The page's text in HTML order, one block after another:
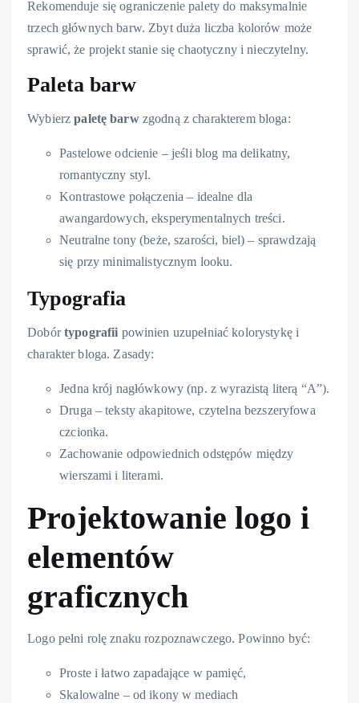
Rekomenduje się ograniczenie palety do maksymalnie
trzech głównych barw. Zbyt duża liczba kolorów może
sprawić, że projekt stanie się chaotyczny i nieczytelny.
Paleta barw
Wybierzpaletę barwzgodną z charakterem bloga:
Pastelowe odcienie – jeśli blog ma delikatny,
romantyczny styl.
Kontrastowe połączenia – idealne dla
awangardowych, eksperymentalnych treści.
Neutralne tony (beże, szarości, biel) – sprawdzają
się przy minimalistycznym looku.
Typografia
Dobórtypografii powinien uzupełniać kolorystykę i
charakter bloga. Zasady:
Jedna krój nagłówkowy (np. z wyrazistą literą “A”).
Druga – teksty akapitowe, czytelna bezszeryfowa
czcionka.
Zachowanie odpowiednich odstępów między
wierszami i literami.
Projektowanie logo i
elementów
graficznych
Logo pełni rolę znaku rozpoznawczego. Powinno być:
Proste i łatwo zapadające w pamięć,
Skalowalne – od ikony w mediach